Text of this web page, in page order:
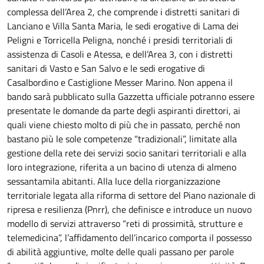
complessa dell’Area 2, che comprende i distretti sanitari di
Lanciano e Villa Santa Maria, le sedi erogative di Lama dei
Peligni e Torricella Peligna, nonché i presidi territoriali di
assistenza di Casoli e Atessa, e dell’Area 3, con i distretti
sanitari di Vasto e San Salvo e le sedi erogative di
Casalbordino e Castiglione Messer Marino. Non appena il
bando sarà pubblicato sulla Gazzetta ufficiale potranno essere
presentate le domande da parte degli aspiranti direttori, ai
quali viene chiesto molto di più che in passato, perché non
bastano più le sole competenze “tradizionali”, limitate alla
gestione della rete dei servizi socio sanitari territoriali e alla
loro integrazione, riferita a un bacino di utenza di almeno
sessantamila abitanti. Alla luce della riorganizzazione
territoriale legata alla riforma di settore del Piano nazionale di
ripresa e resilienza (Pnrr), che definisce e introduce un nuovo
modello di servizi attraverso “reti di prossimità, strutture e
telemedicina”, l’affidamento dell’incarico comporta il possesso
di abilità aggiuntive, molte delle quali passano per parole